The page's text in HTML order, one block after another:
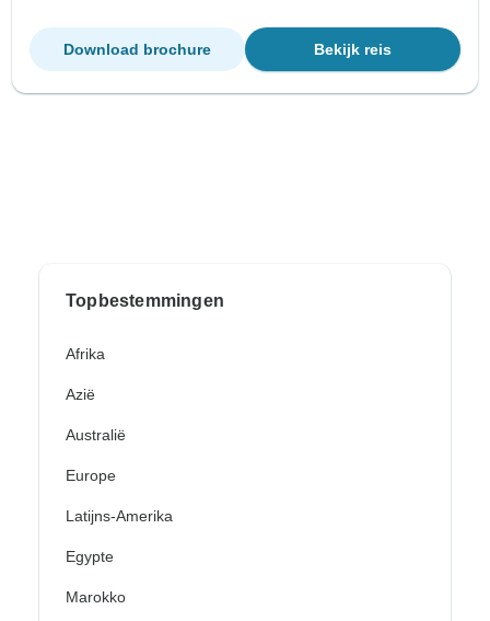
Bekijk reis
Download brochure
Topbestemmingen
Afrika
Azië
Australië
Europe
Latijns-Amerika
Egypte
Marokko